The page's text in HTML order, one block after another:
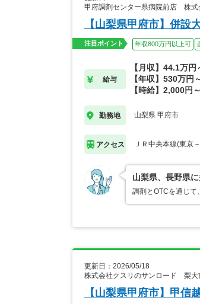
甲府調剤センター県病院前店 株式
【山梨県甲府市】併設
注目ポイント 年収800万円以上可
給与
【月収】44.1万円
【年収】530万円
【時給】2,000円
勤務地 山梨県 甲府市
アクセス ＪＲ中央本線(東京
山梨県、長野県
調剤とOTCを通じて
更新日：2026/05/18
株式会社クスリのサンロード 梨大
【山梨県甲府市】甲